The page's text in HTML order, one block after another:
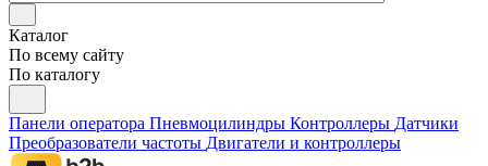
Каталог
По всему сайту
По каталогу
Панели оператора Пневмоцилиндры Контроллеры Датчики
Преобразователи частоты Двигатели и контроллеры